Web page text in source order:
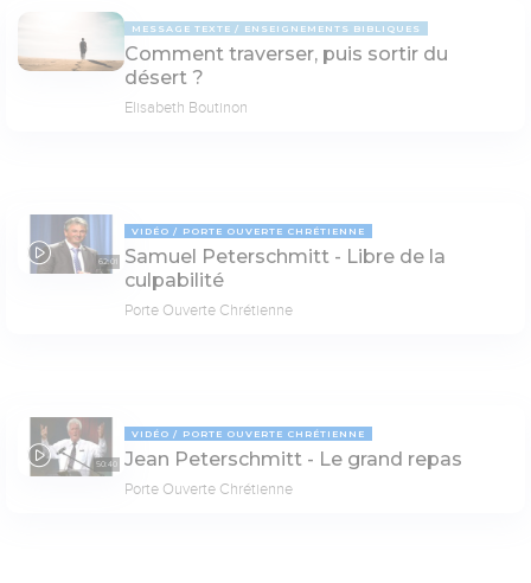
MESSAGE TEXTE ENSEIGNEMENTS BIBLIQUES
Comment traverser, puis sortir du
désert ?
Elisabeth Boutinon
62:01
VIDÉO PORTE OUVERTE CHRÉTIENNE
Samuel Peterschmitt - Libre de la
culpabilité
Porte Ouverte Chrétienne
50:40
VIDÉO PORTE OUVERTE CHRÉTIENNE
Jean Peterschmitt - Le grand repas
Porte Ouverte Chrétienne